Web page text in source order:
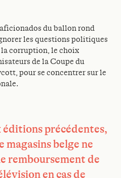
du ballon rond
les questions politiques
corruption, le choix
de la Coupe du
pour se concentrer sur le
précédentes,
magasins belge ne
remboursement de
en cas de